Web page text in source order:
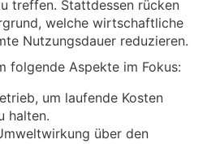
treffen. Stattdessen rücken
welche wirtschaftliche
Nutzungsdauer reduzieren.
folgende Aspekte im Fokus:
um laufende Kosten
halten.
über den